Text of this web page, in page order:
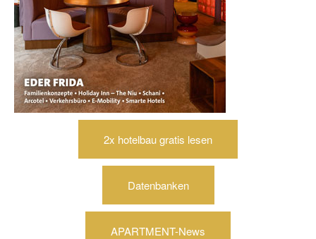
2x hotelbau gratis lesen
Datenbanken
APARTMENT-News